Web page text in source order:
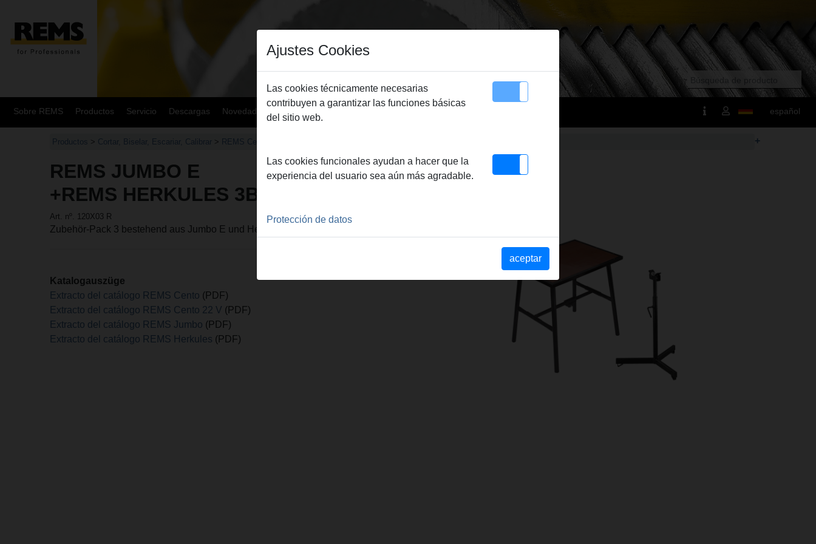
Sobre REMS Productos Servicio Descargas Novedades Sitemap Contacto español
Productos > Cortar, Biselar, Escariar, Calibrar > REMS Cento +
REMS JUMBO E
+REMS HERKULES 3B
Art. nº. 120X03 R
Zubehör-Pack 3 bestehend aus Jumbo E und Herkules 3B
Katalogauszüge
Extracto del catálogo REMS Cento (PDF)
Extracto del catálogo REMS Cento 22 V (PDF)
Extracto del catálogo REMS Jumbo (PDF)
Extracto del catálogo REMS Herkules (PDF)
Ajustes Cookies
Las cookies técnicamente necesarias
contribuyen a garantizar las funciones básicas
del sitio web.
Las cookies funcionales ayudan a hacer que la
experiencia del usuario sea aún más agradable.
Protección de datos
aceptar